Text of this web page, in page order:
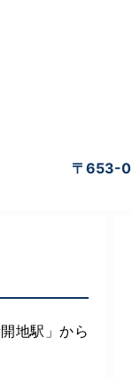
〒653-
地駅」から